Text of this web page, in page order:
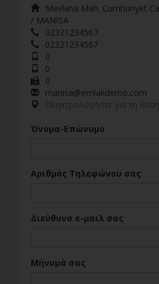
Mevlana Mah. Cumhuriyet
/ MANİSA
02321234567
02321234567
0
0
0
manisa@emlakdemo.com
Πληκτρολογήστε για τη
Όνομα-Επώνυμο
Αριθμός Τηλεφώνου σας
Διεύθυνσ ε-μαιλ σας
Μήνυμά σας